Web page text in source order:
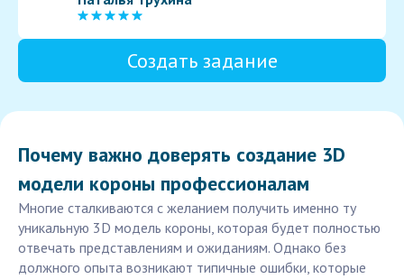
Создать задание
Почему важно доверять создание 3D
модели короны профессионалам
Многие сталкиваются с желанием получить именно ту
уникальную 3D модель короны, которая будет полностью
отвечать представлениям и ожиданиям. Однако без
должного опыта возникают типичные ошибки, которые